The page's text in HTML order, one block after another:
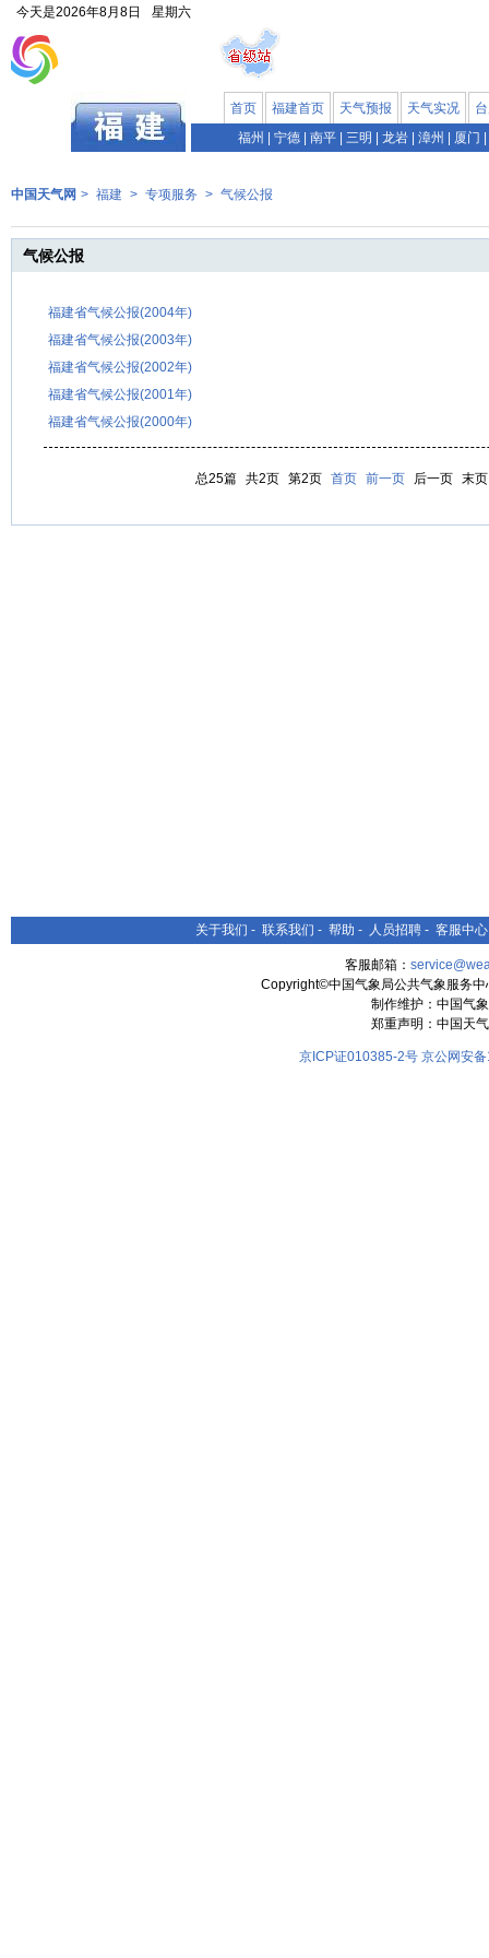
今天是2026年8月8日 星期六
首页 福建首页 天气预报 天气实况
福州
宁德 南平 三明 龙岩 漳州 厦门
中国天气网 > 福建 > 专项服务 > 气候公报
气候公报
福建省气候公报(2004年)
福建省气候公报(2003年)
福建省气候公报(2002年)
福建省气候公报(2001年)
福建省气候公报(2000年)
总25篇 共2页 第2页 首页 前一页 后一页 末页
关于我们 - 联系我们 - 帮助 - 人员招聘 - 客服中心
客服邮箱：
Copyright©中国气象局公共气象服务
制作维护：中国气
郑重声明：中国天
京ICP证010385-2号 京公网安